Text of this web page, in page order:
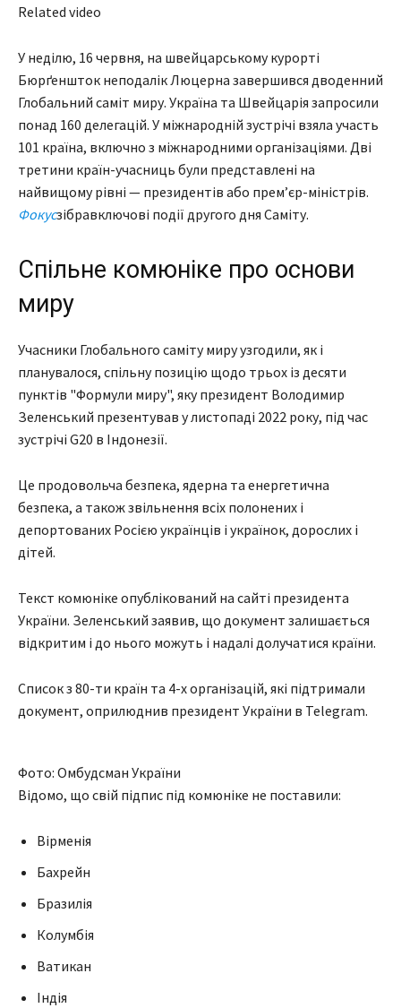
Related video
У неділю, 16 червня, на швейцарському курорті
Бюрґеншток неподалік Люцерна завершився дводенний
Глобальний саміт миру. Україна та Швейцарія запросили
понад 160 делегацій. У міжнародній зустрічі взяла участь
101 країна, включно з міжнародними організаціями. Дві
третини країн-учасниць були представлені на
найвищому рівні — президентів або прем’єр-міністрів.
Фокусзібравключові події другого дня Саміту.
Спільне комюніке про основи
миру
Учасники Глобального саміту миру узгодили, як і
планувалося, спільну позицію щодо трьох із десяти
пунктів "Формули миру", яку президент Володимир
Зеленський презентував у листопаді 2022 року, під час
зустрічі G20 в Індонезії.
Це продовольча безпека, ядерна та енергетична
безпека, а також звільнення всіх полонених і
депортованих Росією українців і українок, дорослих і
дітей.
Текст комюніке опублікований на сайті президента
України. Зеленський заявив, що документ залишається
відкритим і до нього можуть і надалі долучатися країни.
Список з 80-ти країн та 4-х організацій, які підтримали
документ, оприлюднив президент України в Telegram.
Фото: Омбудсман України
Відомо, що свій підпис під комюніке не поставили:
Вірменія
Бахрейн
Бразилія
Колумбія
Ватикан
Індія